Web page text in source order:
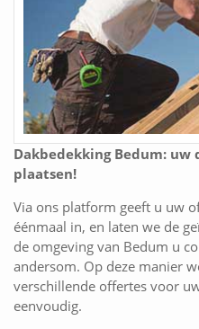
Dakbedekking Bedum: uw
plaatsen!
Via ons platform geeft u uw
éénmaal in, en laten we de
de omgeving van Bedum u
andersom. Op deze manier
verschillende offertes voor
eenvoudig.